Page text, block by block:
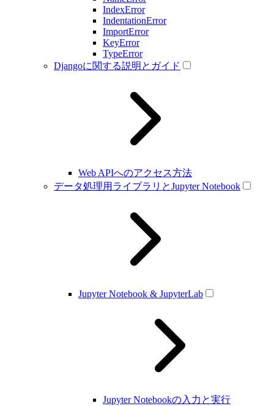
IndexError
IndentationError
ImportError
KeyError
TypeError
Djangoに関する説明とガイド
Web APIへのアクセス方法
データ処理用ライブラリとJupyter Notebook
Jupyter Notebook & JupyterLab
Jupyter Notebookの入力と実行